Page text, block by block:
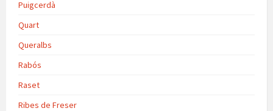
Puigcerdà
Quart
Queralbs
Rabós
Raset
Ribes de Freser